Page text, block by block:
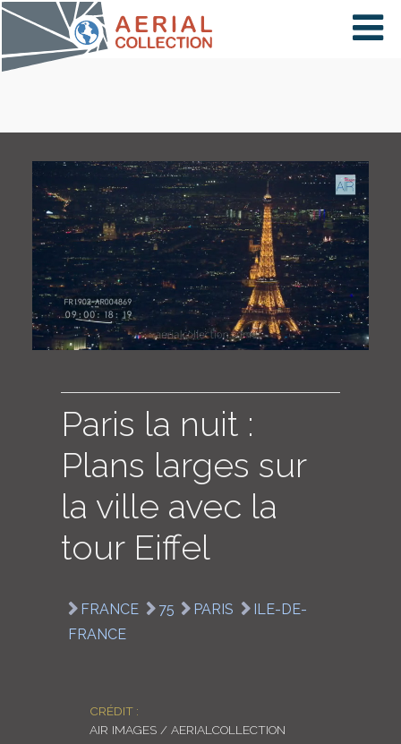
×
PAYS
CARTE
COLLECTIONS
ENGLISH
Paris la nuit :
Plans larges sur
la ville avec la
tour Eiffel
FRANCE 75 PARIS
ILE-DE-
FRANCE
CRÉDIT :
AIR IMAGES / AERIALCOLLECTION